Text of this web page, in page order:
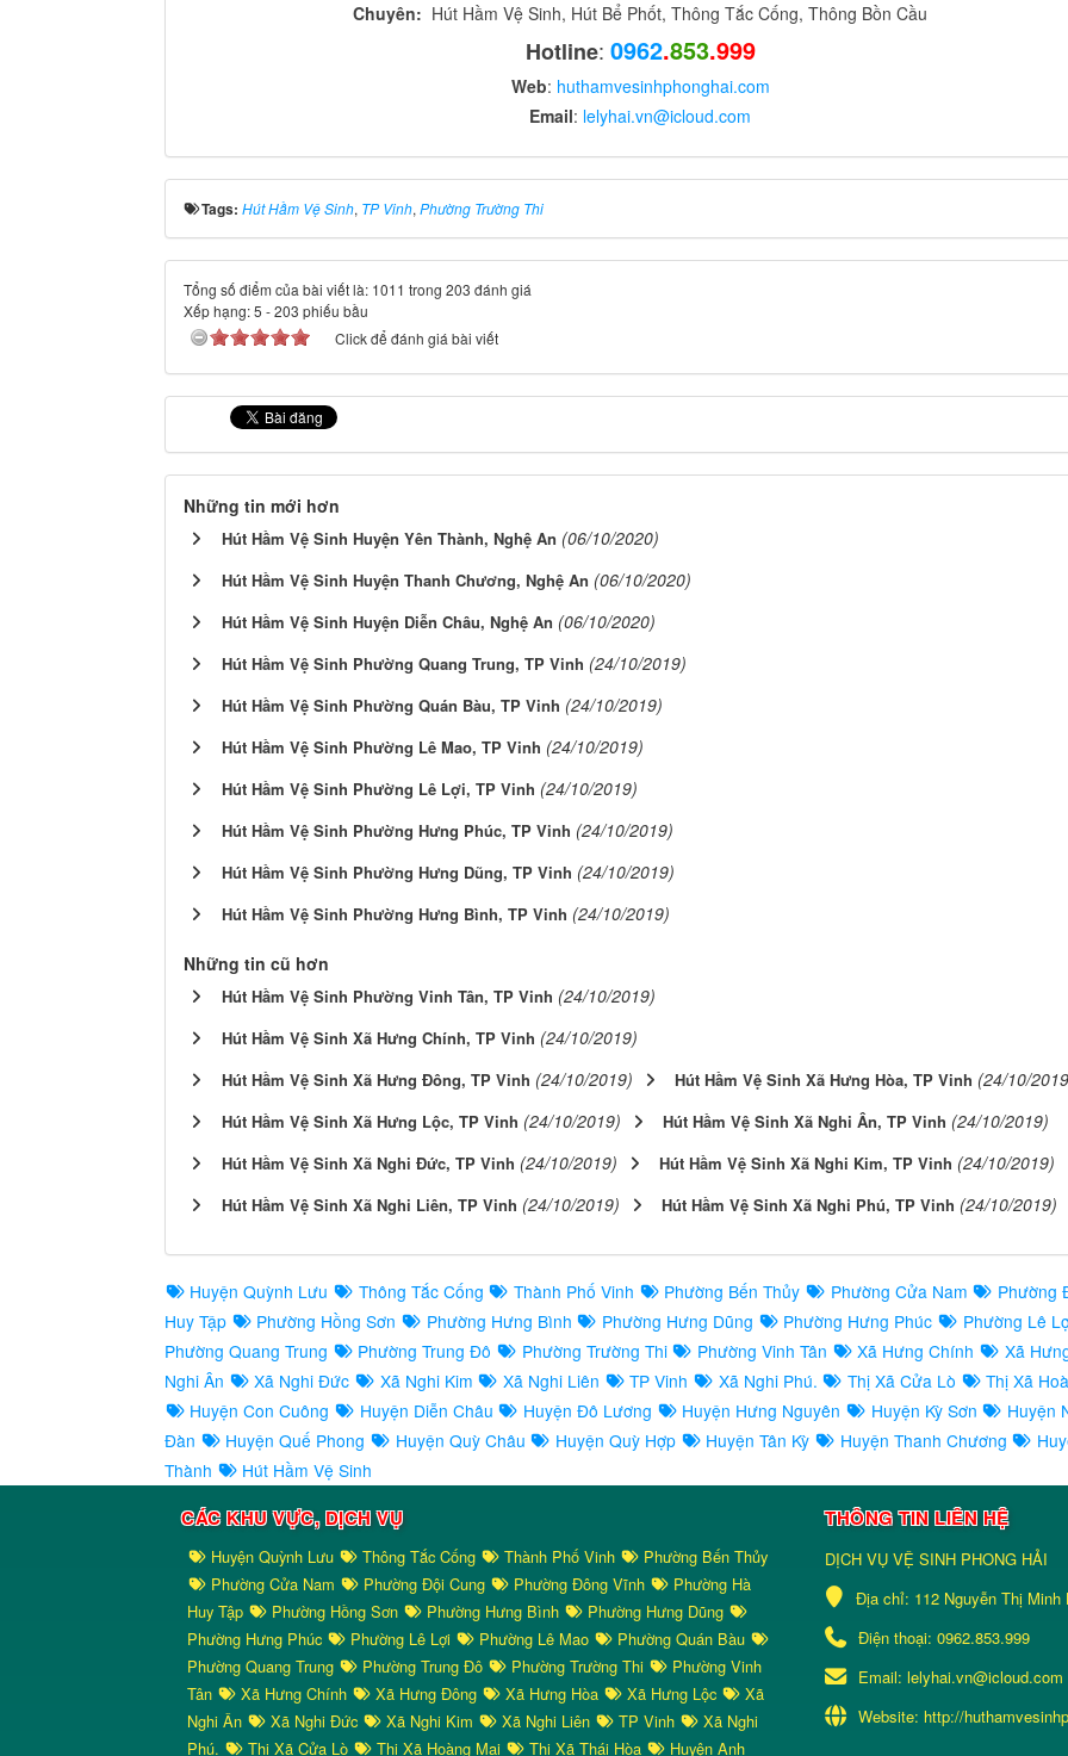
Chuyên: Hút Hầm Vệ Sinh, Hút Bể Phốt, Thông Tắc Cống, Thông Bồn Cầu
Hotline: 0962.853.999
Web: huthamvesinhphonghai.com
Email: lelyhai.vn@icloud.com
Tags: Hút Hầm Vệ Sinh, TP Vinh, Phường Trường Thi
Tổng số điểm của bài viết là: 1011 trong 203 đánh giá
Xếp hạng:5 -203 phiếu bầu
Click để đánh giá bài viết
Những tin mới hơn
Hút Hầm Vệ Sinh Huyện Yên Thành, Nghệ An (06/10/2020)
Hút Hầm Vệ Sinh Huyện Thanh Chương, Nghệ An (06/10/2020)
Hút Hầm Vệ Sinh Huyện Diễn Châu, Nghệ An (06/10/2020)
Hút Hầm Vệ Sinh Phường Quang Trung, TP Vinh (24/10/2019)
Hút Hầm Vệ Sinh Phường Quán Bàu, TP Vinh (24/10/2019)
Hút Hầm Vệ Sinh Phường Lê Mao, TP Vinh (24/10/2019)
Hút Hầm Vệ Sinh Phường Lê Lợi, TP Vinh (24/10/2019)
Hút Hầm Vệ Sinh Phường Hưng Phúc, TP Vinh (24/10/2019)
Hút Hầm Vệ Sinh Phường Hưng Dũng, TP Vinh (24/10/2019)
Hút Hầm Vệ Sinh Phường Hưng Bình, TP Vinh (24/10/2019)
Những tin cũ hơn
Hút Hầm Vệ Sinh Phường Vinh Tân, TP Vinh (24/10/2019)
Hút Hầm Vệ Sinh Xã Hưng Chính, TP Vinh (24/10/2019)
Hút Hầm Vệ Sinh Xã Hưng Đông, TP Vinh (24/10/2019) Hút Hầm Vệ Sinh Xã Hưng Hòa, TP Vinh (24/10/
Hút Hầm Vệ Sinh Xã Hưng Lộc, TP Vinh (24/10/2019) Hút Hầm Vệ Sinh Xã Nghi Ân, TP Vinh (24/10/2019)
Hút Hầm Vệ Sinh Xã Nghi Đức, TP Vinh (24/10/2019) Hút Hầm Vệ Sinh Xã Nghi Kim, TP Vinh (24/10/2019)
Hút Hầm Vệ Sinh Xã Nghi Liên, TP Vinh (24/10/2019) Hút Hầm Vệ Sinh Xã Nghi Phú, TP Vinh (24/10/2019)
Huyện Quỳnh Lưu Thông Tắc Cống Thành Phố Vinh Phường Bến Thủy Phường Cửa Nam
Phường
Huy Tập
Phường Hồng Sơn Phường Hưng Bình Phường Hưng Dũng Phường Hưng Phúc
Phường Lê
Phường Quang Trung
Phường Trung Đô Phường Trường Thi Phường Vinh Tân Xã Hưng Chính
Xã
Nghi Ân
Xã Nghi Đức Xã Nghi Kim Xã Nghi Liên TP Vinh Xã Nghi Phú. Thị Xã Cửa Lò
Thị Xã
Huyện Con Cuông
Huyện Diễn Châu Huyện Đô Lương Huyện Hưng Nguyên Huyện Kỳ Sơn
Huyện
Đàn
Huyện Quế Phong Huyện Quỳ Châu Huyện Quỳ Hợp Huyện Tân Kỳ Huyện Thanh Chương
Thành
Hút Hầm Vệ Sinh
CÁC KHU VỰC, DỊCH VỤ
Huyện Quỳnh Lưu Thông Tắc Cống Thành Phố Vinh
Phường Bến Thủy
Phường Cửa Nam
Phường Đội Cung Phường Đông Vĩnh
Phường Hà
Huy Tập
Phường Hồng Sơn Phường Hưng Bình
Phường Hưng Dũng
Phường Hưng Phúc
Phường Lê Lợi Phường Lê Mao
Phường Quán Bàu
Phường Quang Trung
Phường Trung Đô Phường Trường Thi
Phường Vinh
Tân
Xã Hưng Chính Xã Hưng Đông Xã Hưng Hòa Xã Hưng Lộc
Xã
Nghi Ân
Xã Nghi Đức Xã Nghi Kim Xã Nghi Liên TP Vinh
Xã Nghi
Phú.
Thị Xã Cửa Lò Thị Xã Hoàng Mai Thị Xã Thái Hòa Huyện Anh
THÔNG TIN LIÊN HỆ
DỊCH VỤ VỆ SINH PHONG HẢI
Địa chỉ: 112 Nguyễn Thị
Điện thoại: 0962.853.999
Email: lelyhai.vn@icloud.com
Website: http://